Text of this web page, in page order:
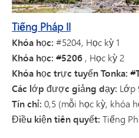
Tiếng Pháp II
Khóa học: #5204, Học kỳ 1
Khóa học: #5206 , Học kỳ 2
Khóa học trực tuyến Tonka:
Các lớp được giảng dạy: Lớp
Tín chỉ: 0,5 (mỗi học kỳ, khóa
Điều kiện tiên quyết: Tiếng